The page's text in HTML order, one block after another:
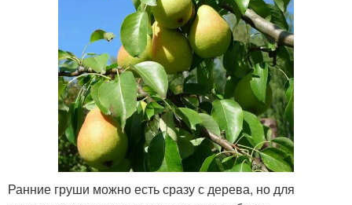
Ранние груши можно есть сразу с дерева, но для